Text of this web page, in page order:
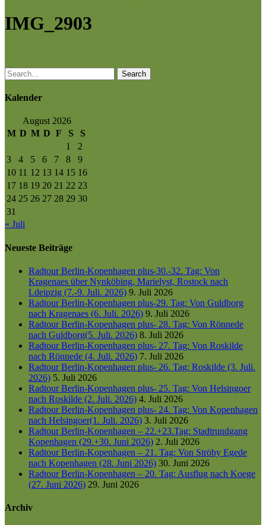
IMG_2903
Search
Kalender
August 2026
M D M D F S
S
1
2
3
4 5 6 7 8
9
10 11 12 13 14 15 16
17 18 19 20 21 22 23
24 25 26 27 28 29 30
31
« Juli
Neueste Beiträge
Radtour Berlin-Kopenhagen plus-30.-32. Tag: Von
Kragenaes über Nynköbing, Marielyst, Rostock nach
Ldeipzig (7.-9. Juli. 2026) 9. Juli 2026
Radtour Berlin-Kopenhagen plus-29. Tag: Von Guldborg
nach Kragenaes (6. Juli. 2026) 9. Juli 2026
Radtour Berlin-Kopenhagen plus- 28. Tag: Von Rönnede
nach Guldborg(5. Juli. 2026) 8. Juli 2026
Radtour Berlin-Kopenhagen plus- 27. Tag: Von Roskilde
nach Rönnede (4. Juli. 2026) 7. Juli 2026
Radtour Berlin-Kopenhagen plus- 26. Tag: Roskilde (3. Juli.
2026) 5. Juli 2026
Radtour Berlin-Kopenhagen plus- 25. Tag: Von Helsingoer
nach Roskilde (2. Juli. 2026) 4. Juli 2026
Radtour Berlin-Kopenhagen plus- 24. Tag: Von Kopenhagen
nach Helsingoer(1. Juli. 2026) 3. Juli 2026
Radtour Berlin-Kopenhagen – 22.+23.Tag: Stadtrundgang
Kopenhagen (29.+30. Juni 2026) 2. Juli 2026
Radtour Berlin-Kopenhagen – 21. Tag: Von Ströby Egede
nach Kopenhagen (28. Juni 2026) 30. Juni 2026
Radtour Berlin-Kopenhagen – 20. Tag: Ausflug nach Koege
(27. Juni 2026) 29. Juni 2026
Archiv